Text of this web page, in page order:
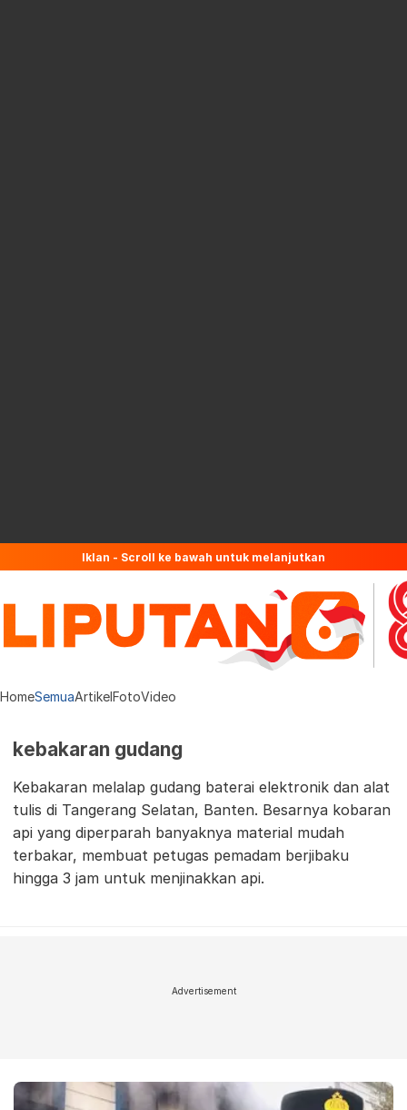
Iklan - Scroll ke bawah untuk melanjutkan
HomeSemuaArtikelFotoVideo
kebakaran gudang
Kebakaran melalap gudang baterai elektronik dan alat
tulis di Tangerang Selatan, Banten. Besarnya kobaran
api yang diperparah banyaknya material mudah
terbakar, membuat petugas pemadam berjibaku
hingga 3 jam untuk menjinakkan api.
Advertisement